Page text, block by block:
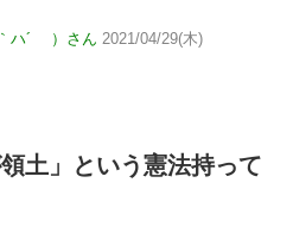
ハ´ ）さん 2021/04/29(木)
土」という憲法持って